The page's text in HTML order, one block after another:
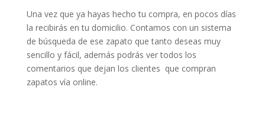
Una vez que ya hayas hecho tu compra, en pocos días
la recibirás en tu domicilio. Contamos con un sistema
de búsqueda de ese zapato que tanto deseas muy
sencillo y fácil, además podrás ver todos los
comentarios que dejan los clientes que compran
zapatos vía online.